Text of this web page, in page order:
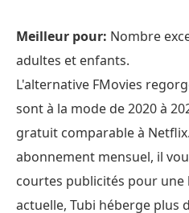
Meilleur pour: Nombre
adultes et enfants.
L'alternative FMovies
sont à la mode de 2020 à
gratuit comparable à
abonnement mensuel, il
courtes publicités pour
actuelle, Tubi héberge plus